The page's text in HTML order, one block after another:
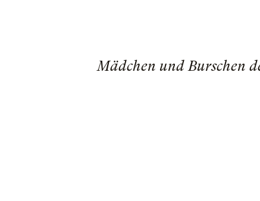
Mädchen und Burschen